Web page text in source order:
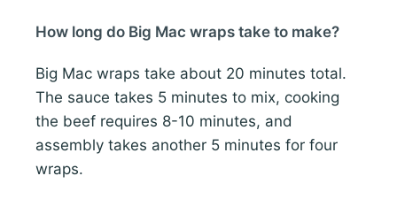
How long do Big Mac wraps take to make?
Big Mac wraps take about 20 minutes total.
The sauce takes 5 minutes to mix, cooking
the beef requires 8-10 minutes, and
assembly takes another 5 minutes for four
wraps.